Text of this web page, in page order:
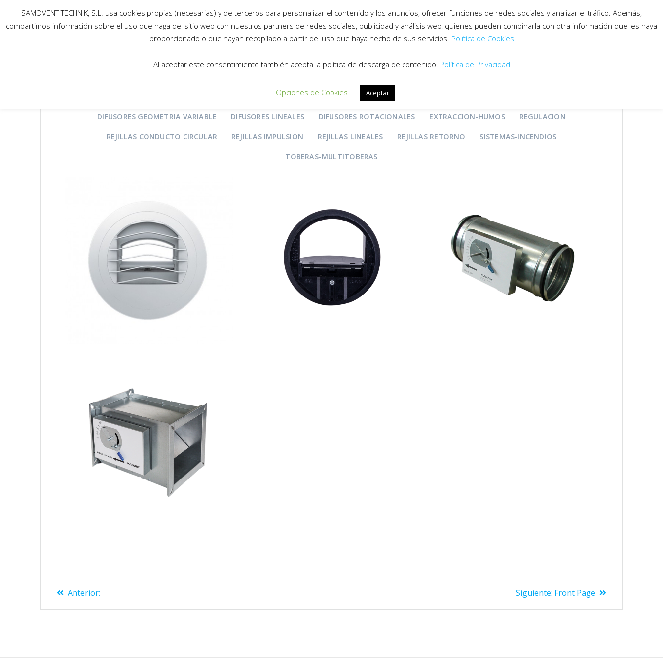
productos software descargas
contacto
BOCAS-EXTRACCION CAUDAL-CONSTANTE
DIFUSORES GEOMETRIA VARIABLE DIFUSORES LINEALES DIFUSORES ROTACIONALES EXTRACCION-HUMOS REGULACION
REJILLAS CONDUCTO CIRCULAR REJILLAS IMPULSION REJILLAS LINEALES REJILLAS RETORNO SISTEMAS-INCENDIOS
TOBERAS-MULTITOBERAS
Anterior: Siguiente: Front Page
SAMOVENT TECHNIK, S.L. usa cookies propias (necesarias) y de terceros para personalizar el contenido y los anuncios, ofrecer funciones de redes sociales y analizar el tráfico. Además,
compartimos información sobre el uso que haga del sitio web con nuestros partners de redes sociales, publicidad y análisis web, quienes pueden combinarla con otra información que les haya
proporcionado o que hayan recopilado a partir del uso que haya hecho de sus servicios. Política de Cookies
Al aceptar este consentimiento también acepta la política de descarga de contenido. Política de Privacidad
Opciones de Cookies Aceptar